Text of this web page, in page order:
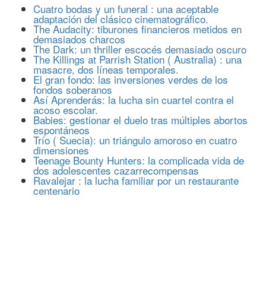
Cuatro bodas y un funeral : una aceptable
adaptación del clásico cinematográfico.
The Audacity: tiburones financieros metidos en
demasiados charcos
The Dark: un thriller escocés demasiado oscuro
The Killings at Parrish Station ( Australia) : una
masacre, dos líneas temporales.
El gran fondo: las inversiones verdes de los
fondos soberanos
Así Aprenderás: la lucha sin cuartel contra el
acoso escolar.
Babies: gestionar el duelo tras múltiples abortos
espontáneos
Trío ( Suecia): un triángulo amoroso en cuatro
dimensiones
Teenage Bounty Hunters: la complicada vida de
dos adolescentes cazarrecompensas
Ravalejar : la lucha familiar por un restaurante
centenario